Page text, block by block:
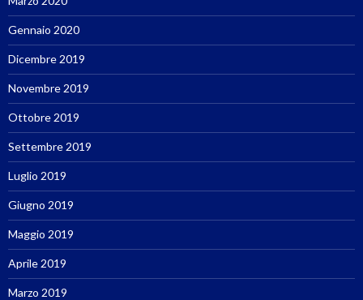
Gennaio 2020
Dicembre 2019
Novembre 2019
Ottobre 2019
Settembre 2019
Luglio 2019
Giugno 2019
Maggio 2019
Aprile 2019
Marzo 2019